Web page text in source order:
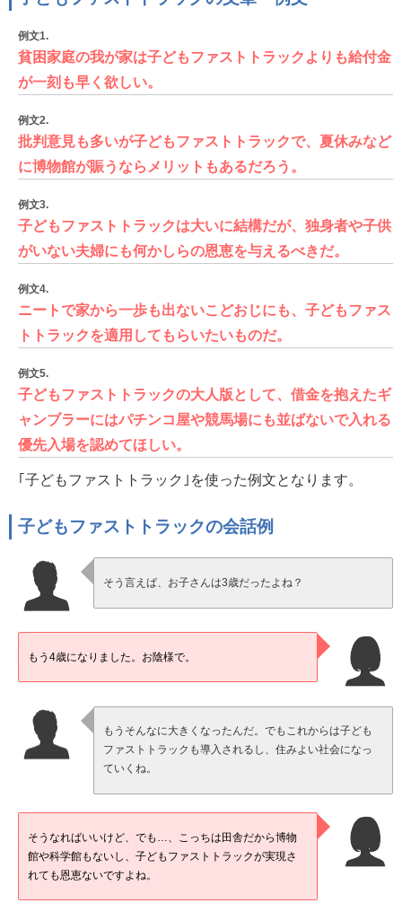
例文1.
貧困家庭の我が家は子どもファストトラックよりも給付金
が一刻も早く欲しい。
例文2.
批判意見も多いが子どもファストトラックで、夏休みなど
に博物館が賑うならメリットもあるだろう。
例文3.
子どもファストトラックは大いに結構だが、独身者や子供
がいない夫婦にも何かしらの恩恵を与えるべきだ。
例文4.
ニートで家から一歩も出ないこどおじにも、子どもファス
トトラックを適用してもらいたいものだ。
例文5.
子どもファストトラックの大人版として、借金を抱えたギ
ャンブラーにはパチンコ屋や競馬場にも並ばないで入れる
優先入場を認めてほしい。
｢子どもファストトラック｣を使った例文となります。
子どもファストトラックの会話例
そう言えば、お子さんは3歳だったよね？
もう4歳になりました。お陰様で。
もうそんなに大きくなったんだ。でもこれからは子ども
ファストトラックも導入されるし、住みよい社会になっ
ていくね。
そうなればいいけど、でも…、こっちは田舎だから博物
館や科学館もないし、子どもファストトラックが実現さ
れても恩恵ないですよね。